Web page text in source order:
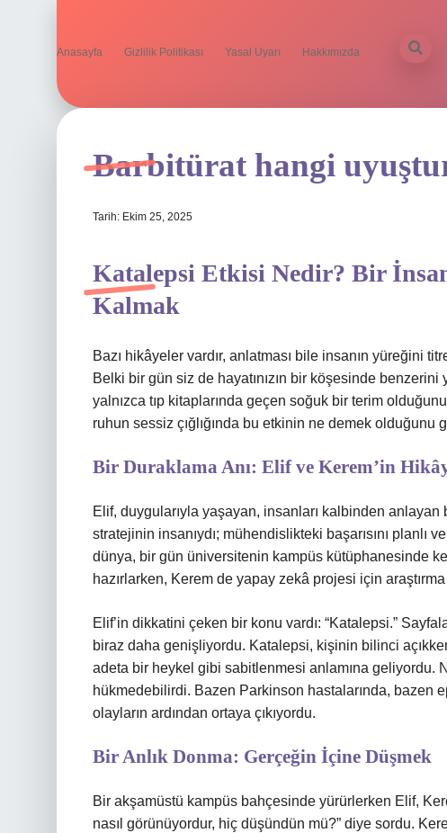
Anasayfa Gizlilik Politikası Yasal Uyarı Hakkımızda
Barbitürat hangi
Tarih: Ekim 25, 2025
Katalepsi Etkisi Nedir? Bir
Kalmak
Bazı hikâyeler vardır, anlatması bile insanın yüreğini
Belki bir gün siz de hayatınızın bir köşesinde
yalnızca tıp kitaplarında geçen soğuk bir terim
ruhun sessiz çığlığında bu etkinin ne demek olduğunu
Bir Duraklama Anı: Elif ve Kerem’in
Elif, duygularıyla yaşayan, insanları kalbinden
stratejinin insanıydı; mühendislikteki başarısını planlı
dünya, bir gün üniversitenin kampüs kütüphanesinde
hazırlarken, Kerem de yapay zekâ projesi için araştırma
Elif’in dikkatini çeken bir konu vardı: “Katalepsi.”
biraz daha genişliyordu. Katalepsi, kişinin bilinci
adeta bir heykel gibi sabitlenmesi anlamına
hükmedebilirdi. Bazen Parkinson hastalarında, bazen
olayların ardından ortaya çıkıyordu.
Bir Anlık Donma: Gerçeğin İçine Düşmek
Bir akşamüstü kampüs bahçesinde yürürlerken Elif,
nasıl görünüyordur, hiç düşündün mü?” diye sordu.